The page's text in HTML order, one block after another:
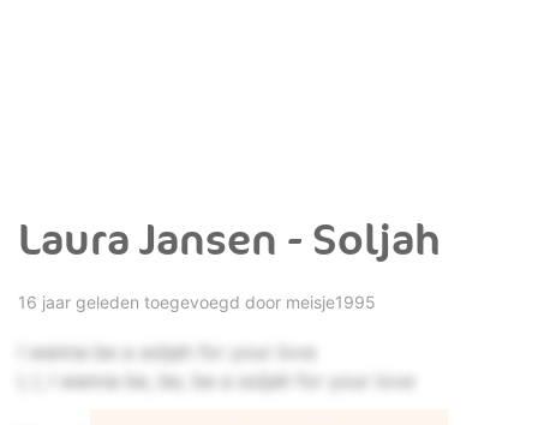
Laura Jansen - Soljah
16 jaar geleden toegevoegd door meisje1995
I wanna be a soljah for your love
I, I, I wanna be, be, be a soljah for your love